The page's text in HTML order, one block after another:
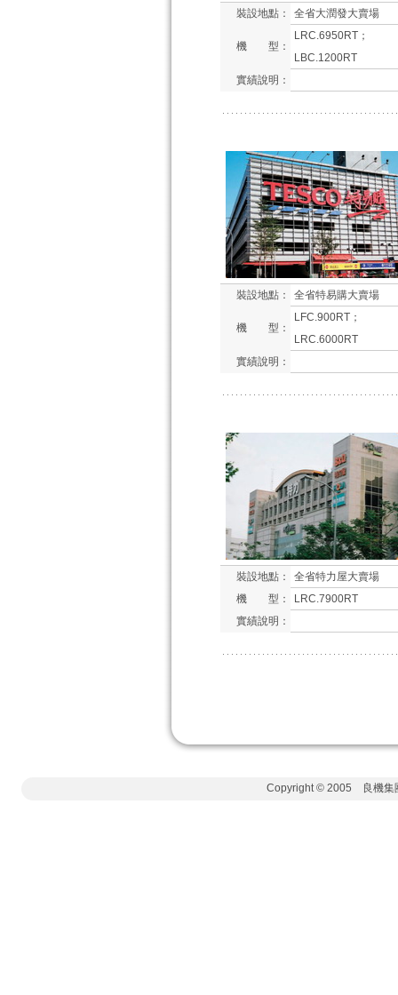
裝設地點： 全省大潤發大賣場
機 型：
LRC.6950RT；
LBC.1200RT
實績說明：
裝設地點： 全省特易購大賣場
機 型：
LFC.900RT；
LRC.6000RT
實績說明：
裝設地點：
全省特力屋大賣場
機 型：
LRC.7900RT
實績說明：
Copyright © 2005 良機